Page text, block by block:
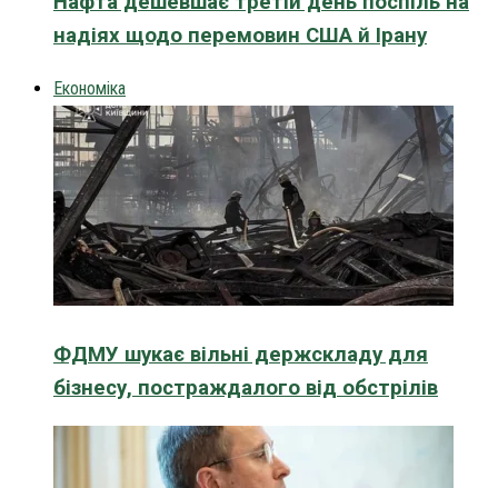
надіях щодо перемовин США й Ірану
Економіка
ФДМУ шукає вільні держскладу для
бізнесу, постраждалого від обстрілів